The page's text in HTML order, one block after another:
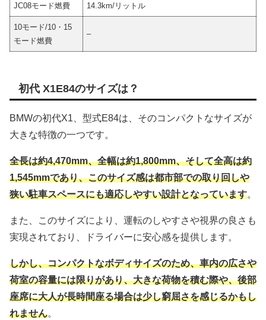
JC08モード燃費 14.3km/リットル
10モード/10・15
モード燃費
–
初代 X1E84のサイズは？
BMWの初代X1、型式E84は、そのコンパクトなサイズが
大きな特徴の一つです。
全長は約4,470mm、全幅は約1,800mm、そして全高は約
1,545mmであり、このサイズ感は都市部での取り回しや
狭い駐車スペースにも適応しやすい設計となっています。
また、このサイズにより、運転のしやすさや視界の良さも
実現されており、ドライバーに安心感を提供します。
しかし、コンパクトなボディサイズのため、車内の広さや
荷室の容量には限りがあり、大きな荷物を積む際や、後部
座席に大人が長時間座る場合は少し窮屈さを感じるかもし
れません。